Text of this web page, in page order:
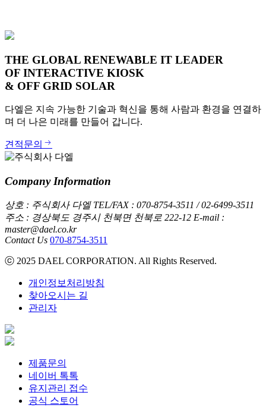
THE GLOBAL RENEWABLE IT LEADER
OF INTERACTIVE KIOSK
& OFF GRID SOLAR
다엘은 지속 가능한 기술과 혁신을 통해 사람과 환경을 연결하
며 더 나은 미래를 만들어 갑니다.
견적문의
Company Information
상호 : 주식회사 다엘 TEL/FAX : 070-8754-3511 / 02-6499-3511
주소 : 경상북도 경주시 천북면 천북로 222-12 E-mail :
master@dael.co.kr
Contact Us 070-8754-3511
ⓒ 2025 DAEL CORPORATION. All Rights Reserved.
개인정보처리방침
찾아오시는 길
관리자
제품문의
네이버 톡톡
유지관리 접수
공식 스토어